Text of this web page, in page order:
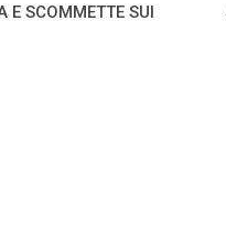
E SCOMMETTE SUI